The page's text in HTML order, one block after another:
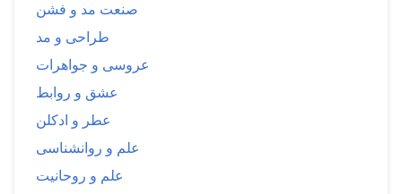
صنعت مد و فشن
طراحی و مد
عروسی و جواهرات
عشق و روابط
عطر و ادکلن
علم و روانشناسی
علم و روحانیت